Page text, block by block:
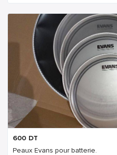
600 DT
Peaux Evans pour batterie.